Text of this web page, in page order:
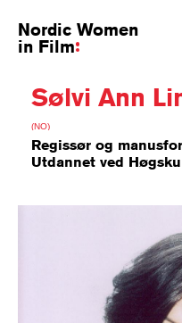
Nordic Women
in Film
Sølvi Ann
(NO)
Regissør og
Utdannet ved